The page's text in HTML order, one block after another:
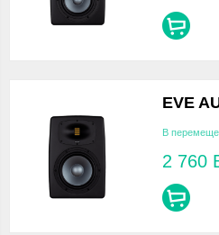
EVE
В
2 760